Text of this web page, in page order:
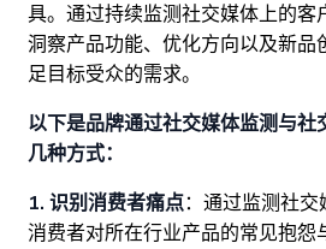
具。通过持续监测社交媒体上的客
洞察产品功能、优化方向以及新品
足目标受众的需求。
以下是品牌通过社交媒体监测与社
几种方式：
1. 识别消费者痛点：通过监测社
消费者对所在行业产品的常见抱怨